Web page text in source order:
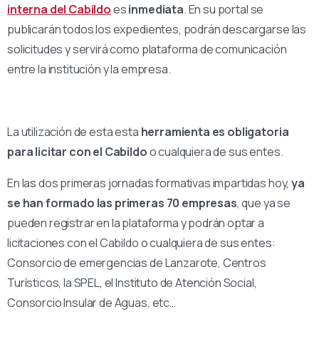
interna del Cabildoesinmediata. En su portal se
publicarán todos los expedientes, podrán descargarse las
solicitudes y servirá como plataforma de comunicación
entre la institución y la empresa.
La utilización de esta esta herramienta es obligatoria
para licitar con el Cabildoo cualquiera de sus entes.
En las dos primeras jornadas formativas impartidas hoy, ya
se han formado las primeras 70 empresas, que ya se
pueden registrar en la plataforma y podrán optar a
licitaciones con el Cabildo o cualquiera de sus entes:
Consorcio de emergencias de Lanzarote, Centros
Turísticos, la SPEL, el Instituto de Atención Social,
Consorcio Insular de Aguas, etc…